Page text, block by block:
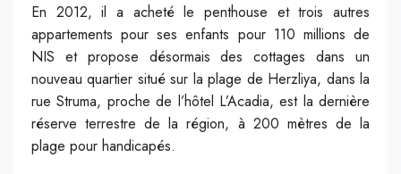
En 2012, il a acheté le penthouse et trois autres
appartements pour ses enfants pour 110 millions de
NIS et propose désormais des cottages dans un
nouveau quartier situé sur la plage de Herzliya, dans la
rue Struma, proche de l’hôtel L’Acadia, est la dernière
réserve terrestre de la région, à 200 mètres de la
plage pour handicapés.